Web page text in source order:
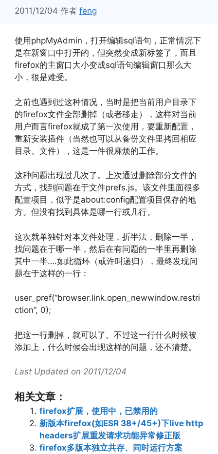
2011/12/04 作者 feng
使用phpMyAdmin，打开编辑sql语句，正常情况下
是在新窗口中打开的，但突然变成新标签了，而且
firefox的主窗口大小变成sql语句编辑窗口那么大
小，很是难受。
之前也遇到过这种情况，当时是把当前用户目录下
的firefox文件全部删掉（或者移走），这样对当前
用户而言firefox就成了第一次使用，要重新配置，
重新安装插件（当然也可以从备份文件里拷回相应
目录、文件），这是一件很麻烦的工作。
这种问题出现过几次了。上次通过删除部分文件的
方式，找到问题在于文件prefs.js。该文件里面很多
配置项目，似乎是about:config配置项目保存的地
方。但没有找到具体是哪一行或几行。
这次就单独针对本文件处理，折半法，删除一半，
找问题在于哪一半，然后在有问题的一半里再删除
其中一半….如此循环（或许叫递归），最终发现问
题在于这样的一行：
user_pref(“browser.link.open_newwindow.restri
ction”, 0);
把这一行删掉，就可以了。不过这一行什么时候被
添加上，什么时候会出现这样的问题，还不清楚。
Last Updated on 2011/12/04
相关文章：
firefox扩展，使用中，已禁用的
新版本firefox(如ESR 38+/45+)下live http
headers扩展重发请求功能异常修正版
firefox多版本独立共存、同时运行方案